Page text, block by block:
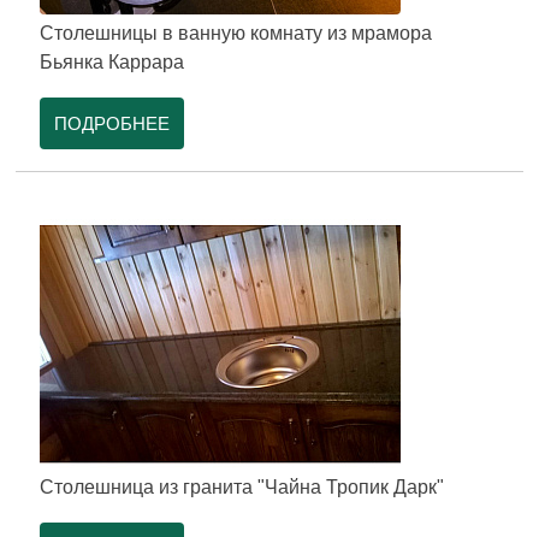
Столешницы в ванную комнату из мрамора
Бьянка Каррара
ПОДРОБНЕЕ
Столешница из гранита "Чайна Тропик Дарк"